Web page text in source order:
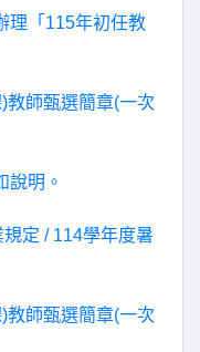
理「115年初任教
教師甄選簡章(一次
說明。
定 / 114學年度暑
教師甄選簡章(一次